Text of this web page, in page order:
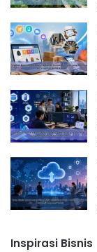
Inspirasi Bisnis